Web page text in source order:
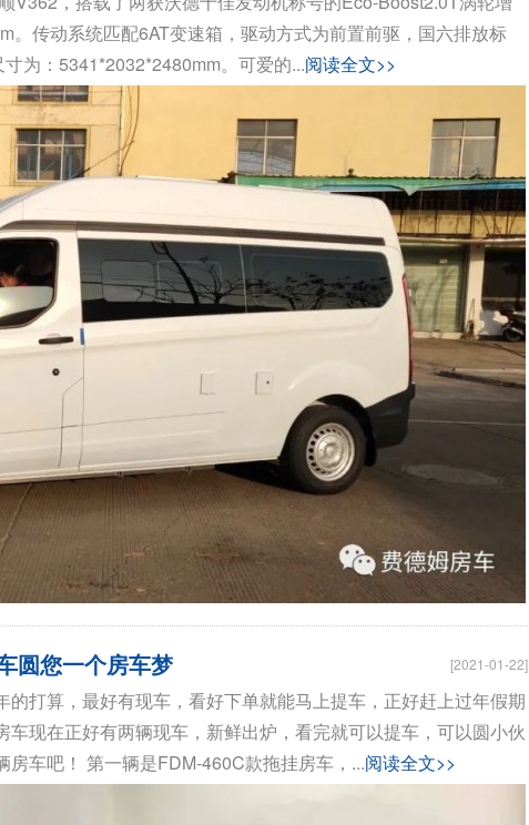
。传动系统匹配6AT变速箱，驱动方式为前置前驱，国六排放标
为：5341*2032*2480mm。可爱的...阅读全文>>
圆您一个房车梦 [2021-01-22]
打算，最好有现车，看好下单就能马上提车，正好赶上过年假期
现在正好有两辆现车，新鲜出炉，看完就可以提车，可以圆小伙
车吧！ 第一辆是FDM-460C款拖挂房车，...阅读全文>>